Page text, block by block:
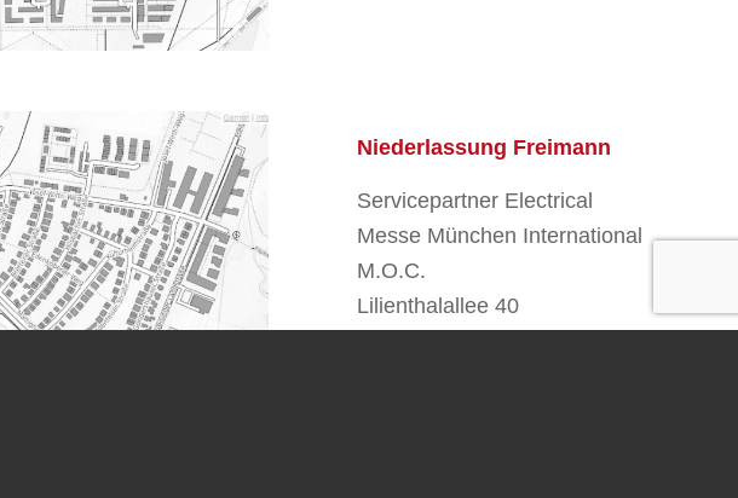
Niederlassung Freimann
Servicepartner Electrical
Messe München International
M.O.C.
Lilienthalallee 40